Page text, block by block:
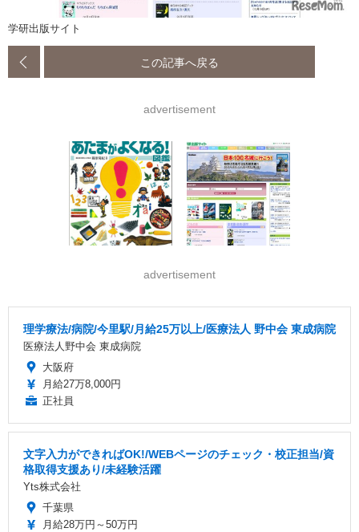
学研出版サイト
この記事へ戻る
advertisement
advertisement
理学療法/病院/今里駅/月給25万以上/医療法人 野中会 東成病院
医療法人野中会 東成病院
大阪府
月給27万8,000円
正社員
文字入力ができればOK!/WEBページのチェック・校正担当/資
格取得支援あり/未経験活躍
Yts株式会社
千葉県
月給28万円～50万円